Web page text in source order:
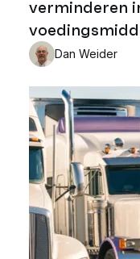
verminderen
Dan Weider